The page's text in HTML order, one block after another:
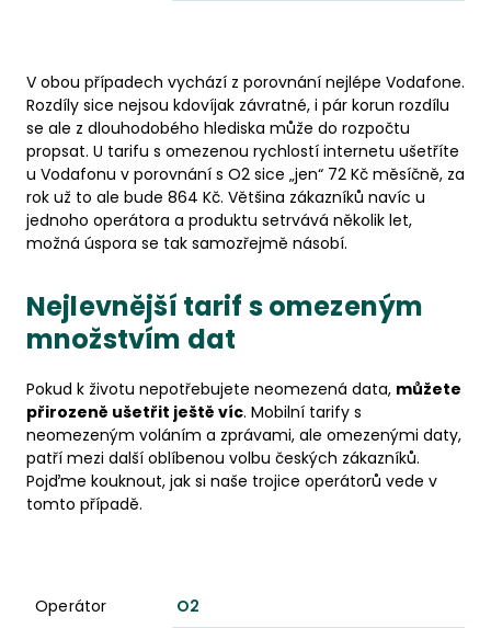
V obou případech vychází z porovnání nejlépe Vodafone.
Rozdíly sice nejsou kdovíjak závratné, i pár korun rozdílu
se ale z dlouhodobého hlediska může do rozpočtu
propsat. U tarifu s omezenou rychlostí internetu ušetříte
u Vodafonu v porovnání s O2 sice „jen“ 72 Kč měsíčně, za
rok už to ale bude 864 Kč. Většina zákazníků navíc u
jednoho operátora a produktu setrvává několik let,
možná úspora se tak samozřejmě násobí.
Nejlevnější tarif s omezeným
množstvím dat
Pokud k životu nepotřebujete neomezená data, můžete
přirozeně ušetřit ještě víc. Mobilní tarify s
neomezeným voláním a zprávami, ale omezenými daty,
patří mezi další oblíbenou volbu českých zákazníků.
Pojďme kouknout, jak si naše trojice operátorů vede v
tomto případě.
Operátor O2